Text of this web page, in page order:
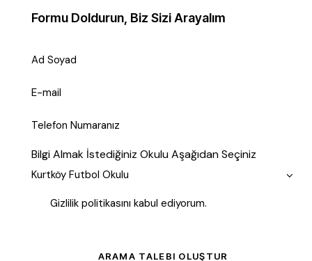
Formu Doldurun, Biz Sizi Arayalım
Bilgi Almak İstediğiniz Okulu Aşağıdan Seçiniz
Gizlilik politikasını kabul ediyorum.